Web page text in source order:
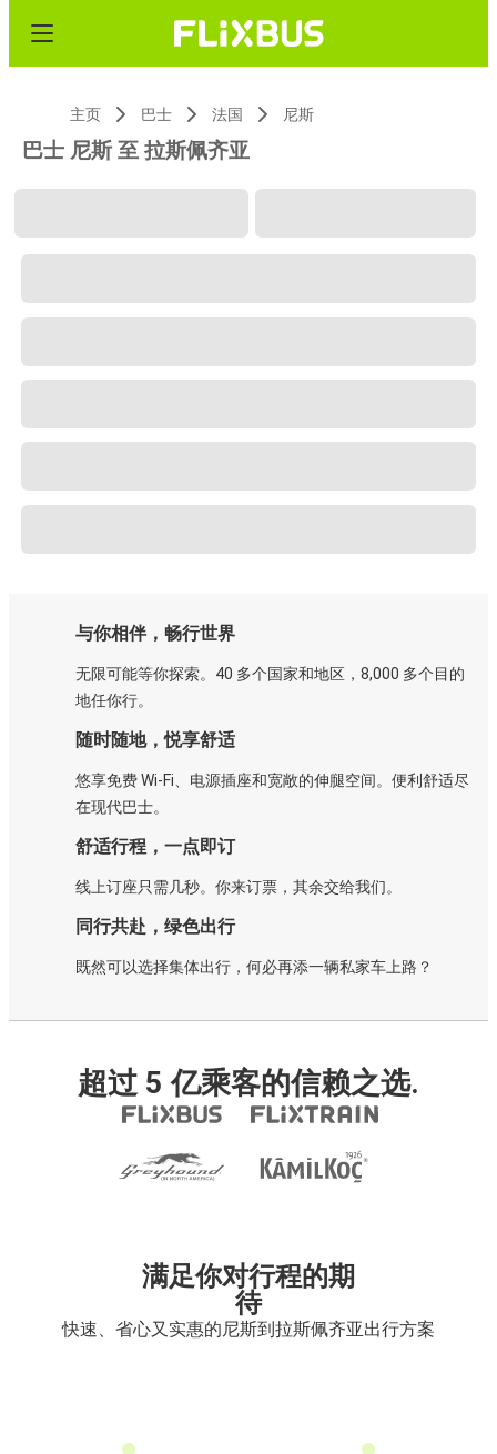
主页 巴士 法国 尼斯
巴士 尼斯 至 拉斯佩齐亚
与你相伴，畅行世界
无限可能等你探索。40 多个国家和地区，8,000 多个目的
地任你行。
随时随地，悦享舒适
悠享免费 Wi-Fi、电源插座和宽敞的伸腿空间。便利舒适尽
在现代巴士。
舒适行程，一点即订
线上订座只需几秒。你来订票，其余交给我们。
同行共赴，绿色出行
既然可以选择集体出行，何必再添一辆私家车上路？
超过 5 亿乘客的信赖之选.
满足你对行程的期
待
快速、省心又实惠的尼斯到拉斯佩齐亚出行方案